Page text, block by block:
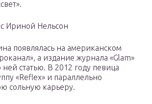
с Ириной Нельсон
появлялась на американском
а издание журнала «Glam»
статью. В 2012 году певица
«Reflex» и параллельно
сольную карьеру.